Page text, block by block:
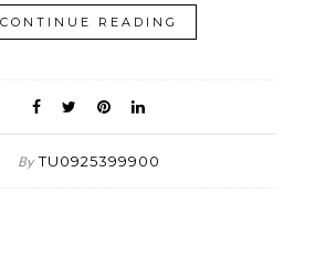
CONTINUE READING
By TU0925399900